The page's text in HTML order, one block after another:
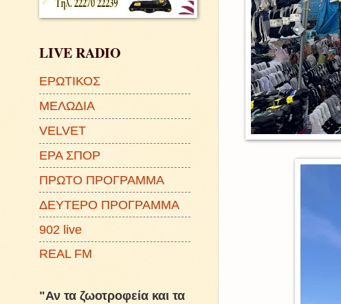
LIVE RADIO
ΕΡΩΤΙΚΟΣ
ΜΕΛΩΔΙΑ
VELVET
ΕΡΑ ΣΠΟΡ
ΠΡΩΤΟ ΠΡΟΓΡΑΜΜΑ
ΔΕΥΤΕΡΟ ΠΡΟΓΡΑΜΜΑ
902 live
REAL FM
"Αν τα ζωοτροφεία και τα